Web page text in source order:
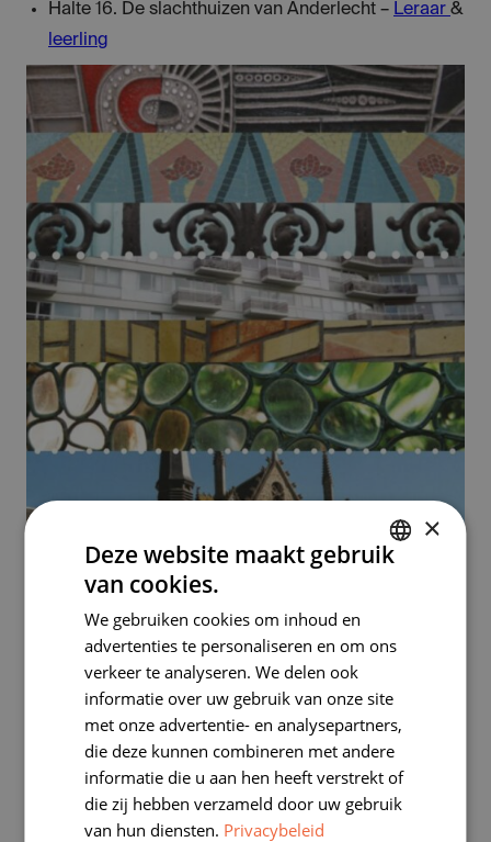
Halte 16. De slachthuizen van Anderlecht – Leraar &
leerling
Wandeling 2: terug naar Anderlecht! – Oefeningen
Kaart
Halte 5. Het Erasmushuis en tuin –Leraar&
Halte 7. Huizen Griffiestraat, arch. Fouarge –
leerling
Haltes 9 &10. Vredegerecht & Verzetsplein –
×
Deze website maakt gebruik
van cookies.
We gebruiken cookies om inhoud en
advertenties te personaliseren en om ons
verkeer te analyseren. We delen ook
informatie over uw gebruik van onze site
met onze advertentie- en analysepartners,
die deze kunnen combineren met andere
informatie die u aan hen heeft verstrekt of
die zij hebben verzameld door uw gebruik
van hun diensten. Privacybeleid